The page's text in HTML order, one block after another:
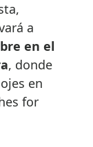
a
en el
, donde
en
for